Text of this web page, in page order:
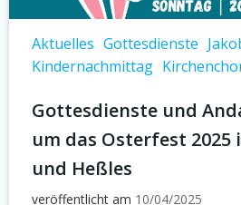
Aktuelles Gottesdienste
Kindernachmittag
Gottesdienste und
um das Osterfest 2025
und Heßles
veröffentlicht am 10/04/2025